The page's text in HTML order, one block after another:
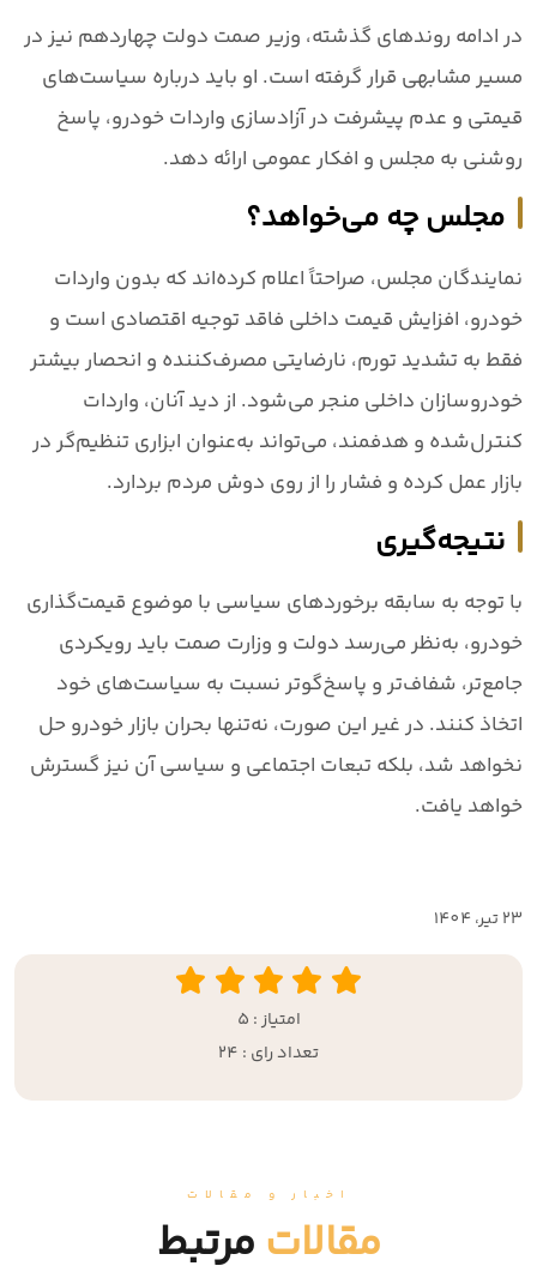
در ادامه روندهای گذشته، وزیر صمت دولت چهاردهم نیز در
مسیر مشابهی قرار گرفته است. او باید درباره سیاست‌های
قیمتی و عدم پیشرفت در آزادسازی واردات خودرو، پاسخ
روشنی به مجلس و افکار عمومی ارائه دهد.
مجلس چه می‌خواهد؟
نمایندگان مجلس، صراحتاً اعلام کرده‌اند که بدون واردات
خودرو، افزایش قیمت داخلی فاقد توجیه اقتصادی است و
فقط به تشدید تورم، نارضایتی مصرف‌کننده و انحصار بیشتر
خودروسازان داخلی منجر می‌شود. از دید آنان، واردات
کنترل‌شده و هدفمند، می‌تواند به‌عنوان ابزاری تنظیم‌گر در
بازار عمل کرده و فشار را از روی دوش مردم بردارد.
نتیجه‌گیری
با توجه به سابقه برخوردهای سیاسی با موضوع قیمت‌گذاری
خودرو، به‌نظر می‌رسد دولت و وزارت صمت باید رویکردی
جامع‌تر، شفاف‌تر و پاسخ‌گوتر نسبت به سیاست‌های خود
اتخاذ کنند. در غیر این صورت، نه‌تنها بحران بازار خودرو حل
نخواهد شد، بلکه تبعات اجتماعی و سیاسی آن نیز گسترش
خواهد یافت.
23 تير، 1404
امتیاز : 5
تعداد رای : 24
اخبار و مقالات
مقالات مرتبط